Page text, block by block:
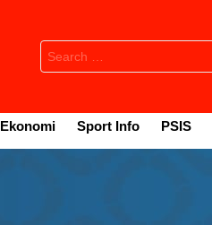
Search
for:
Ekonomi Sport Info PSIS